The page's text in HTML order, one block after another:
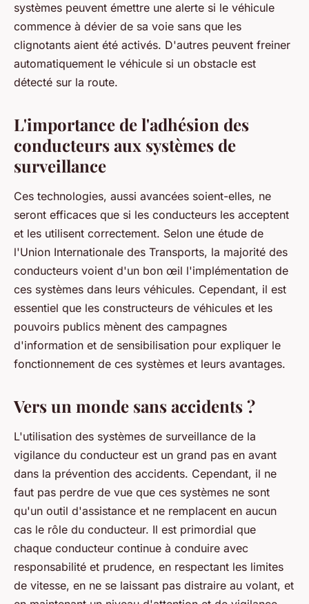
systèmes peuvent émettre une alerte si le véhicule
commence à dévier de sa voie sans que les
clignotants aient été activés. D'autres peuvent freiner
automatiquement le véhicule si un obstacle est
détecté sur la route.
L'importance de l'adhésion des
conducteurs aux systèmes de
surveillance
Ces technologies, aussi avancées soient-elles, ne
seront efficaces que si les conducteurs les acceptent
et les utilisent correctement. Selon une étude de
l'Union Internationale des Transports, la majorité des
conducteurs voient d'un bon œil l'implémentation de
ces systèmes dans leurs véhicules. Cependant, il est
essentiel que les constructeurs de véhicules et les
pouvoirs publics mènent des campagnes
d'information et de sensibilisation pour expliquer le
fonctionnement de ces systèmes et leurs avantages.
Vers un monde sans accidents ?
L'utilisation des systèmes de surveillance de la
vigilance du conducteur est un grand pas en avant
dans la prévention des accidents. Cependant, il ne
faut pas perdre de vue que ces systèmes ne sont
qu'un outil d'assistance et ne remplacent en aucun
cas le rôle du conducteur. Il est primordial que
chaque conducteur continue à conduire avec
responsabilité et prudence, en respectant les limites
de vitesse, en ne se laissant pas distraire au volant, et